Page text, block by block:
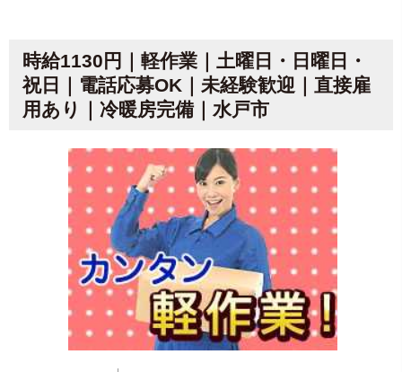
時給1130円｜軽作業｜土曜日・日曜日・
祝日｜電話応募OK｜未経験歓迎｜直接雇
用あり｜冷暖房完備｜水戸市